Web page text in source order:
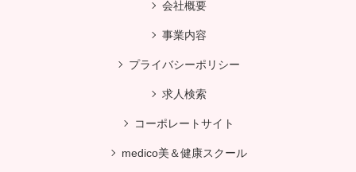
会社概要
事業内容
プライバシーポリシー
求人検索
コーポレートサイト
medico美＆健康スクール